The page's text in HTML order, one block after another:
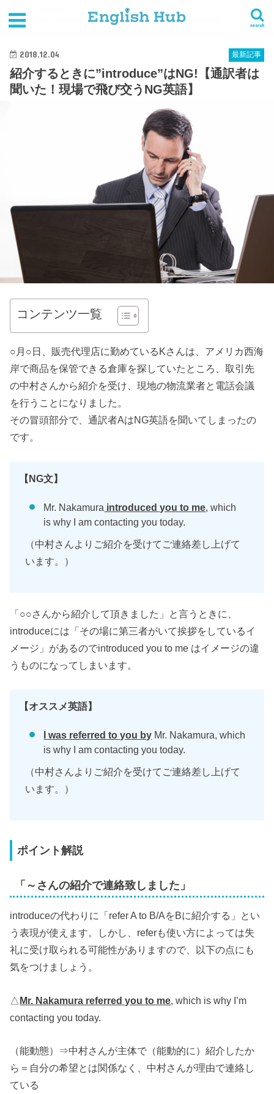
search
紹介するときに"introduce"はNG!【通訳者は聞いた！現場で飛び交うNG英語】
最新記事
2018.12.04
紹介するときに”introduce”はNG!【通訳者は
聞いた！現場で飛び交うNG英語】
コンテンツ一覧
○月○日、販売代理店に勤めているKさんは、アメリカ西海
岸で商品を保管できる倉庫を探していたところ、取引先
の中村さんから紹介を受け、現地の物流業者と電話会議
を行うことになりました。
その冒頭部分で、通訳者AはNG英語を聞いてしまったの
です。
【NG文】
Mr. Nakamura introduced you to me, which
is why I am contacting you today.
（中村さんよりご紹介を受けてご連絡差し上げて
います。）
「○○さんから紹介して頂きました」と言うときに、
introduceには「その場に第三者がいて挨拶をしているイ
メージ」があるのでintroduced you to me はイメージの違
うものになってしまいます。
【オススメ英語】
I was referred to you by Mr. Nakamura, which
is why I am contacting you today.
（中村さんよりご紹介を受けてご連絡差し上げて
います。）
ポイント解説
「～さんの紹介で連絡致しました」
introduceの代わりに「refer A to B/AをBに紹介する」とい
う表現が使えます。しかし、referも使い方によっては失
礼に受け取られる可能性がありますので、以下の点にも
気をつけましょう。
△Mr. Nakamura referred you to me, which is why I’m
contacting you today.
（能動態）⇒中村さんが主体で（能動的に）紹介したか
ら＝自分の希望とは関係なく、中村さんが理由で連絡し
ている